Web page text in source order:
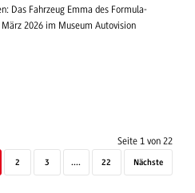
Das Fahrzeug Emma des Formula-
2026 im Museum Autovision
Seite 1 von 22
2 3 .... 22 Nächste